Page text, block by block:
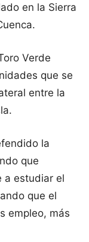
en la Sierra
Verde
que se
entre la
la
que
a estudiar el
que el
empleo, más